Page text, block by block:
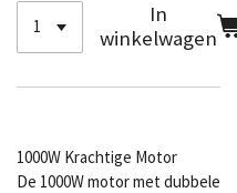
In
winkelwagen
1000W Krachtige Motor
De 1000W motor met dubbele